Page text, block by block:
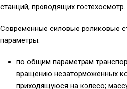
станций, проводящих гостехосмотр.
Современные силовые роликовые
параметры:
по общим параметрам
вращению незаторможенных
приходящуюся на колесо;